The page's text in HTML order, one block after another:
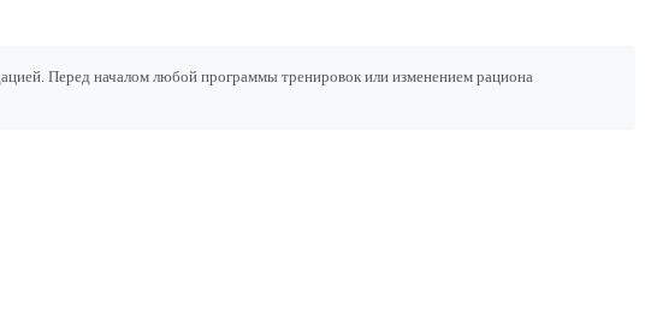
Перед началом любой программы тренировок или изменением рациона